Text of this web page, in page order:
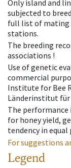
Only island and
subjected to
full list of mating
stations.
The breeding
associations !
Use of genetic
commercial
Institute for Bee
Länderinstitut für
The performance
for honey yield,
tendency in
For suggestions
Legend